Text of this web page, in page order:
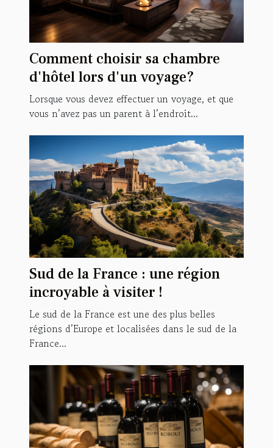
Comment choisir sa chambre
d'hôtel lors d'un voyage?
Lorsque vous devez effectuer un voyage, et que
vous n’avez pas un parent à l’endroit...
Sud de la France : une région
incroyable à visiter !
Le sud de la France est une des plus belles
régions d’Europe et localisées dans le sud de la
France...